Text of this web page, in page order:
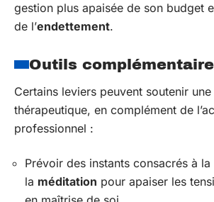
gestion plus apaisée de son budget
de l’endettement.
Outils
Certains leviers peuvent soutenir
thérapeutique, en complément de
professionnel :
Prévoir des instants consacrés à la
la méditation pour apaiser les